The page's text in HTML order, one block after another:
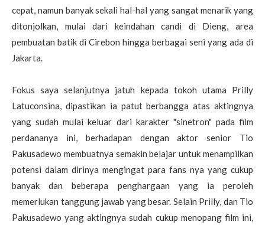
cepat, namun banyak sekali hal-hal yang sangat menarik yang
ditonjolkan, mulai dari keindahan candi di Dieng, area
pembuatan batik di Cirebon hingga berbagai seni yang ada di
Jakarta.
Fokus saya selanjutnya jatuh kepada tokoh utama Prilly
Latuconsina, dipastikan ia patut berbangga atas aktingnya
yang sudah mulai keluar dari karakter "sinetron" pada film
perdananya ini, berhadapan dengan aktor senior Tio
Pakusadewo membuatnya semakin belajar untuk menampilkan
potensi dalam dirinya mengingat para fans nya yang cukup
banyak dan beberapa penghargaan yang ia peroleh
memerlukan tanggung jawab yang besar. Selain Prilly, dan Tio
Pakusadewo yang aktingnya sudah cukup menopang film ini,